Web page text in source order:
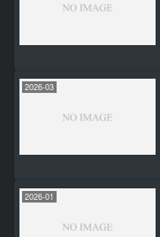
2026-03
2026-01